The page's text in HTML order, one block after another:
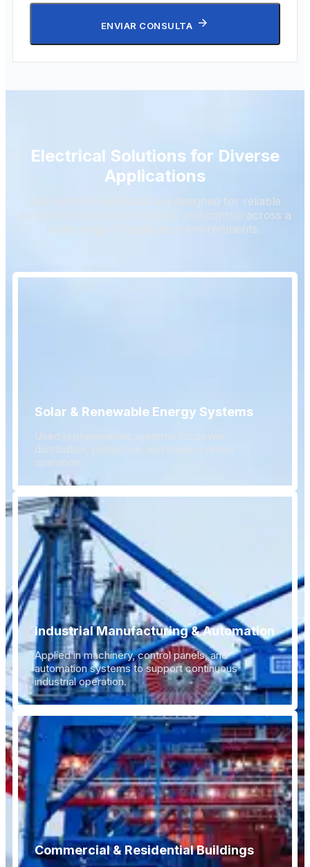
ENVIAR CONSULTA
Electrical Solutions for Diverse
Applications
Our electrical products are designed for reliable
power distribution, protection, and control across a
wide range of application environments.
Solar & Renewable Energy Systems
Used in photovoltaic systems for power
distribution, protection, and stable system
operation.
Industrial Manufacturing & Automation
Applied in machinery, control panels, and
automation systems to support continuous
industrial operation.
Commercial & Residential Buildings